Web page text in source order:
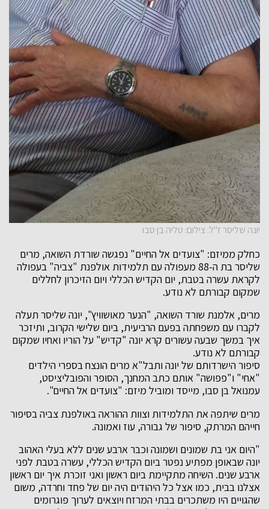
יונה שליסר ז"ל. צילום: טליה בן סבו
כחלק ממיזם: "צועדים אל החיים" נפגשה שורדת השואה, מרים
שליסר בת ה-88 מעפולה עם תלמידות אולפנת "צביה" בעפולה
לקראת עשרה בטבת, יום הקדיש הכללי ויום הזיכרון לחללים
שמקום קבורתם לא נודע.
מרים, אלמנת שורד השואה, "הנער מאושוויץ", יונה שליסר תעלה
לקברו עם משפחתה בפעם הרביעית, ביום שלישי הקרוב, ותיזכר
איך במשך שבעה עשורים קרא יונה "קדיש" על הוריו ואחיו שמקום
קבורתם לא נודע.
סיפור הישרדותם של יונה ותבל"א מרים הונצח בספרי הילדים
"אחי" ו"פפושה" אותם כתב המחנך, הסופר והפובליציסט,
עמנואל בן סבו, מייסד ומוביל מיזם: "צועדים אל החיים".
מרים שיתפה את התלמידות וצוות ההוראה באולפנת צביה בסיפור
חייהם המרתק, סיפור של גבורה, עוז ואמונה.
"היום אני בת שמונים ושמונה וכבר ארבע שנים ללא בעלי האהוב
יונה שבאופן מפתיע נפטר ביום הקדיש הכללי, עשרה בטבת לפני
ארבע שנים. השיחה מתקיימת ביום ראשון ואני זוכרת איך יום ראשון
אצלנו בבית, כמו אצל כל היהודים היה יום של פחד וחרדה, משום
שהגויים היו משתכרים בבתי המרזח ויוצאים לערוך פוגרומים